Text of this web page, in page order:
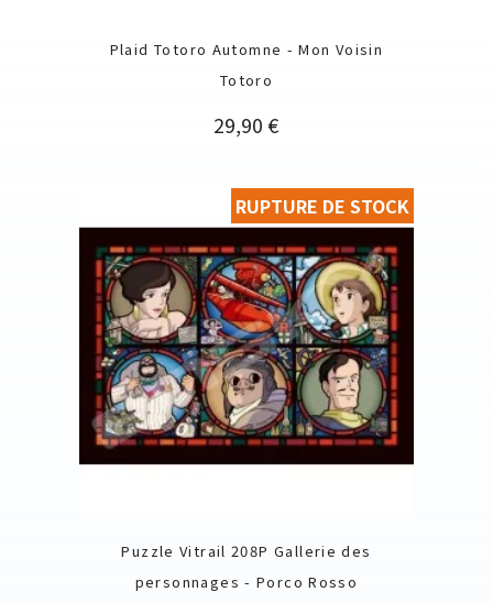
Plaid Totoro Automne - Mon Voisin
Totoro
Prix
29,90 €
Puzzle Vitrail 208P Gallerie des
personnages - Porco Rosso
RUPTURE DE STOCK